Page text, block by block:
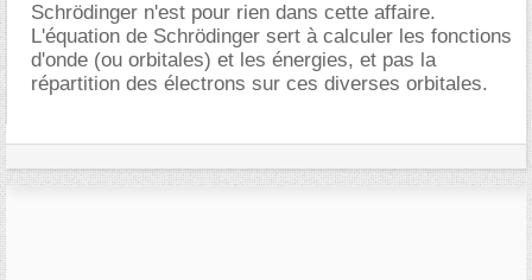
Schrödinger n'est pour rien dans cette affaire.
L'équation de Schrödinger sert à calculer les fonctions
d'onde (ou orbitales) et les énergies, et pas la
répartition des électrons sur ces diverses orbitales.